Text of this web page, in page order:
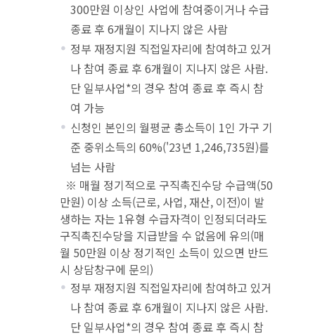
300만원 이상인 사업에 참여중이거나 수급
종료 후 6개월이 지나지 않은 사람
정부 재정지원 직접일자리에 참여하고 있거
나 참여 종료 후 6개월이 지나지 않은 사람.
단 일부사업*의 경우 참여 종료 후 즉시 참
여 가능
신청인 본인의 월평균 총소득이 1인 가구 기
준 중위소득의 60%('23년 1,246,735원)를
넘는 사람
※ 매월 정기적으로 구직촉진수당 수급액(50
만원) 이상 소득(근로, 사업, 재산, 이전)이 발
생하는 자는 1유형 수급자격이 인정되더라도
구직촉진수당을 지급받을 수 없음에 유의(매
월 50만원 이상 정기적인 소득이 있으면 반드
시 상담창구에 문의)
정부 재정지원 직접일자리에 참여하고 있거
나 참여 종료 후 6개월이 지나지 않은 사람.
단 일부사업*의 경우 참여 종료 후 즉시 참